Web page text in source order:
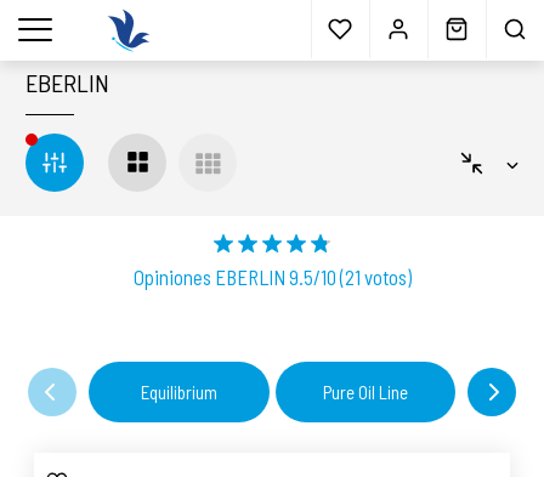
Envío gratisa partir 40€* Muestras gratis Blog
menu
EBERLIN
Opiniones EBERLIN 9.5/10 (21 votos)
Equilibrium Pure Oil Line